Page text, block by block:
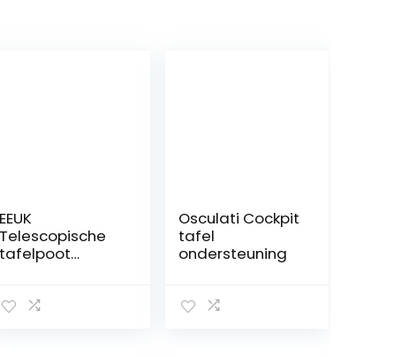
EEUK
Telescopische
tafelpoot
hoogte
Osculati Cockpit
tafel
ondersteuning